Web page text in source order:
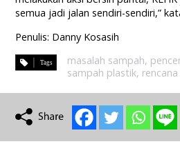
semua jadi jalan sendiri-sendiri,”
Penulis: Danny Kosasih
masalah sampah,
sampah plastik,